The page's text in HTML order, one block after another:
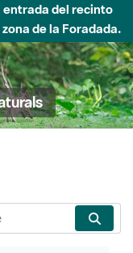
entrada del recinto
de la Foradada.